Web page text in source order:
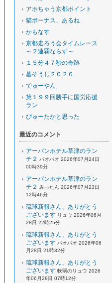
アホちゃう京都ポイント
猫ボーナス、あるね
かもなす
京都走ろう会タイムレース
～２連覇ならず～
１５分４７秒の奇跡
墓そうじ２０２６
でゅーやん
第１９９回勝手に国労応援
ラン
ぴゅーたかと思った
最近のコメント
アーバンホテル草津のラン
チ２
パオパオ 2026年07月24日
00時39分
アーバンホテル草津のラン
チ２ みったん 2026年07月23日
12時46分
琉球新報さん、ありがとう
ございます リュウ 2026年06月
28日 22時25分
琉球新報さん、ありがとう
ございます パオパオ 2026年06
月28日 21時32分
琉球新報さん、ありがとう
ございます 軟弱のリュウ 2026
年06月28日 07時12分